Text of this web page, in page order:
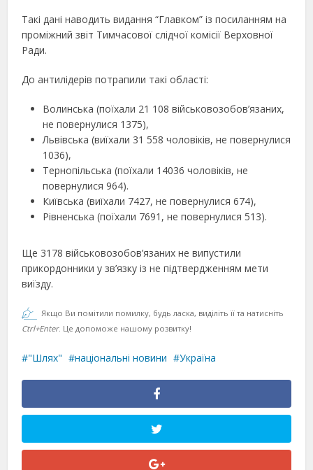
Такі дані наводить видання “Главком” із посиланням на
проміжний звіт Тимчасової слідчої комісії Верховної
Ради.
До антилідерів потрапили такі області:
Волинська (поїхали 21 108 військовозобов’язаних,
не повернулися 1375),
Львівська (виїхали 31 558 чоловіків, не повернулися
1036),
Тернопільська (поїхали 14036 чоловіків, не
повернулися 964).
Київська (виїхали 7427, не повернулися 674),
Рівненська (поїхали 7691, не повернулися 513).
Ще 3178 військовозобов’язаних не випустили
прикордонники у зв’язку із не підтвердженням мети
виїзду.
Якщо Ви помітили помилку, будь ласка, виділіть її та натисніть
Ctrl+Enter. Це допоможе нашому розвитку!
"Шлях" національні новини Україна